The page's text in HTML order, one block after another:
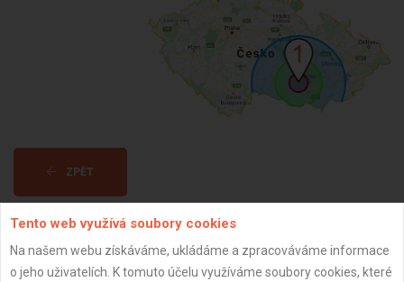
ZPĚT
Tento web využívá soubory cookies
Na našem webu získáváme, ukládáme a zpracováváme informace
o jeho uživatelích. K tomuto účelu využíváme soubory cookies, které